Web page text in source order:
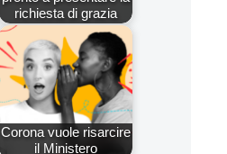
richiesta di grazia
Corona vuole risarcire
il Ministero